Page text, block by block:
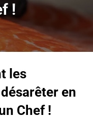
!
les
en
Chef !